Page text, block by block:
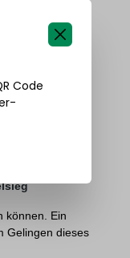
auf den Start
bei der WM
im Burghof
wir auf der
Ergebnisse
hatte sich
Teamleistung
genug, auch
sicherte sich
können. Ein
Gelingen dieses
Code